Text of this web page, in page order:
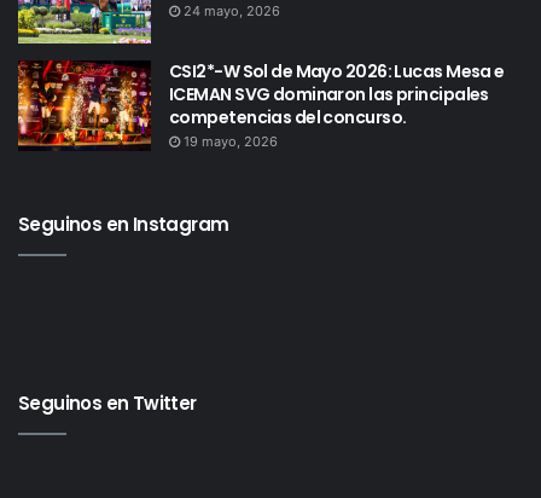
24 mayo, 2026
CSI2*-W Sol de Mayo 2026: Lucas Mesa e
ICEMAN SVG dominaron las principales
competencias del concurso.
19 mayo, 2026
Seguinos en Instagram
Seguinos en Twitter